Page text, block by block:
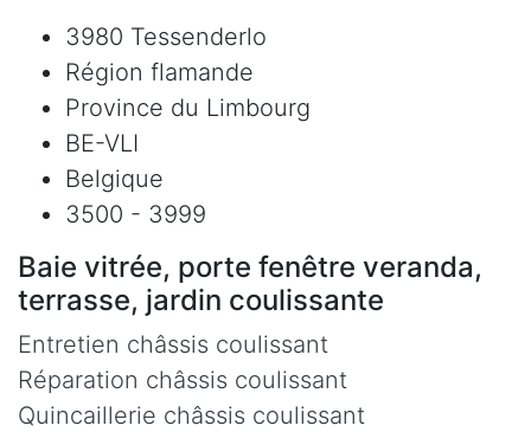
3980 Tessenderlo
Région flamande
Province du Limbourg
BE-VLI
Belgique
3500 - 3999
Baie vitrée, porte fenêtre veranda,
terrasse, jardin coulissante
Entretien châssis coulissant
Réparation châssis coulissant
Quincaillerie châssis coulissant